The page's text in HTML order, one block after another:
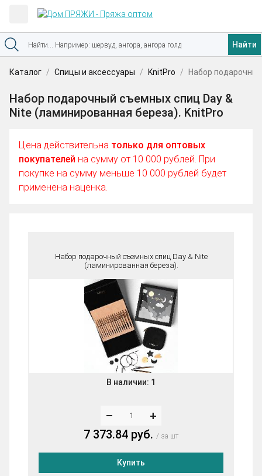
Найти
Каталог Спицы и аксессуары KnitPro Набор
Набор подарочный съемных спиц Day &
Nite (ламинированная береза). KnitPro
Цена действительна только для оптовых
покупателей на сумму от 10 000 рублей. При
покупке на сумму меньше 10 000 рублей будет
применена наценка.
Набор подарочный съемных спиц Day & Nite
(ламинированная береза).
В наличии: 1
–
+
7 373.84 руб.
за шт
Купить